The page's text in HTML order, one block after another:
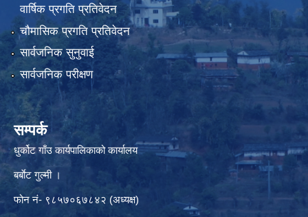
वार्षिक प्रगति प्रतिवेदन
चौमासिक प्रगति प्रतिवेदन
सार्वजनिक सुनुवाई
सार्वजनिक परीक्षण
सम्पर्क
धुर्कोट गाँउ कार्यपालिकाको कार्यालय
बर्बाेट गुल्मी ।
फोन नं- ९८५७०६७८४२ (अध्यक्ष)